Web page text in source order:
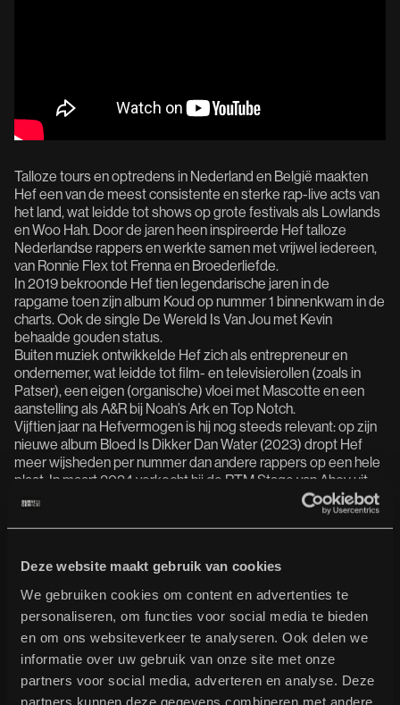
Deze website maakt gebruik van cookies
We gebruiken cookies om content en advertenties te
personaliseren, om functies voor social media te bieden
en om ons websiteverkeer te analyseren. Ook delen we
informatie over uw gebruik van onze site met onze
partners voor social media, adverteren en analyse. Deze
partners kunnen deze gegevens combineren met andere
Talloze tours en optredens in Nederland en België maakten
Hef een van de meest consistente en sterke rap-live acts van
het land, wat leidde tot shows op grote festivals als Lowlands
en Woo Hah. Door de jaren heen inspireerde Hef talloze
Nederlandse rappers en werkte samen met vrijwel iedereen,
van Ronnie Flex tot Frenna en Broederliefde.
In 2019 bekroonde Hef tien legendarische jaren in de
rapgame toen zijn album Koud op nummer 1 binnenkwam in de
charts. Ook de single De Wereld Is Van Jou met Kevin
behaalde gouden status.
Buiten muziek ontwikkelde Hef zich als entrepreneur en
ondernemer, wat leidde tot film- en televisierollen (zoals in
Patser), een eigen (organische) vloei met Mascotte en een
aanstelling als A&R bij Noah’s Ark en Top Notch.
Vijftien jaar na Hefvermogen is hij nog steeds relevant: op zijn
nieuwe album Bloed Is Dikker Dan Water (2023) dropt Hef
meer wijsheden per nummer dan andere rappers op een hele
plaat. In maart 2024 verkocht hij de RTM Stage van Ahoy uit
met zijn jubileumshow. Zoals Hef zelf al zegt in de
openingstrack Fontein: "Je kan niet om me heen / Ik ben die
hele guy."
support D-Double